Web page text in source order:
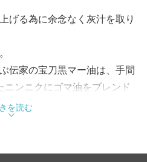
げる為に余念なく灰汁を取り
伝家の宝刀黒マー油は、手間
ンニクにゴマ油をブレンド
る為、他にはなかなかない芳
。
を読む